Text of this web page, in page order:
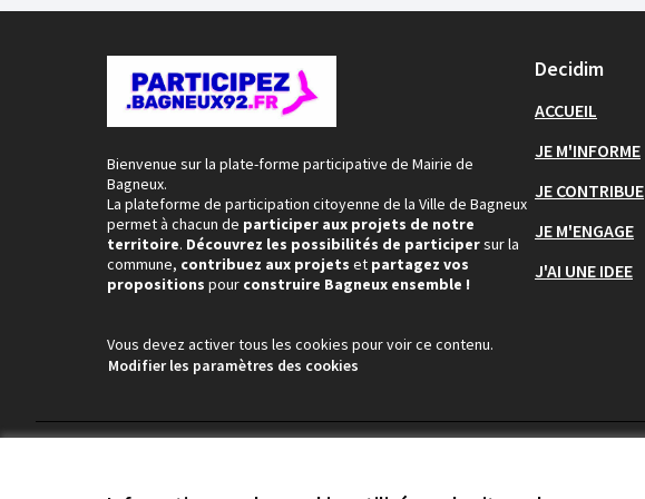
Bienvenue sur la plate-forme participative de Mairie de
Bagneux.
La plateforme de participation citoyenne de la Ville de Bagneux
permet à chacun de participer aux projets de notre
territoire. Découvrez les possibilités de participersur la
commune, contribuez aux projets et partagez vos
propositions pour construire Bagneux ensemble !
Vous devez activer tous les cookies pour voir ce contenu.
Modifier les paramètres des cookies
Decidim
ACCUEIL
JE M'INFORME
JE CONTRIBUE
JE M'ENGAGE
J'AI UNE IDEE